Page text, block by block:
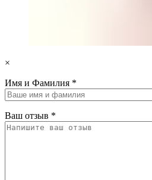
×
Имя и Фамилия *
Ваш отзыв *